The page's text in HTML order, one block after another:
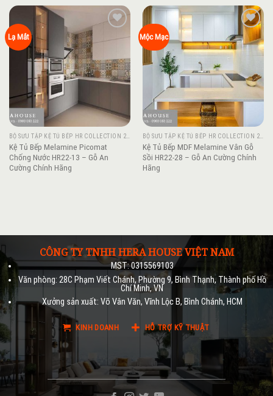
Lạ Mắt
Add to
wishlist
BỘ SƯU TẬP KỆ TỦ BẾP HR COLLECTION 2022
Kệ Tủ Bếp Melamine Picomat
Chống Nước HR22-13 – Gỗ An
Cường Chính Hãng
Mộc Mạc
Add to
wishlist
BỘ SƯU TẬP KỆ TỦ BẾP HR COLLECTION 2022
Kệ Tủ Bếp MDF Melamine Vân Gỗ
Sồi HR22-28 – Gỗ An Cường Chính
Hãng
CÔNG TY TNHH HERA HOUSE VIỆT NAM
MST: 0315569103
Văn phòng: 28C Phạm Viết Chánh, Phường 9, Bình Thạnh, Thành phố Hồ
Chí Minh, VN
Xưởng sản xuất: Võ Vân Văn, Vĩnh Lộc B, Bình Chánh, HCM
KINH DOANH HỖ TRỢ KỸ THUẬT